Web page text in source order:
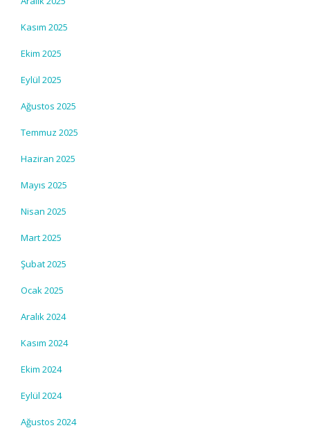
Kasım 2025
Ekim 2025
Eylül 2025
Ağustos 2025
Temmuz 2025
Haziran 2025
Mayıs 2025
Nisan 2025
Mart 2025
Şubat 2025
Ocak 2025
Aralık 2024
Kasım 2024
Ekim 2024
Eylül 2024
Ağustos 2024